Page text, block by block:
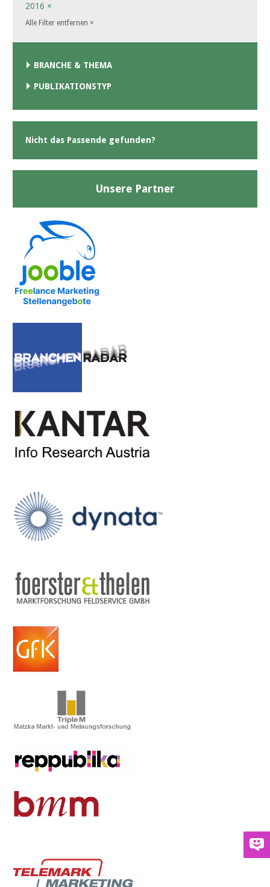
2016 ×
Alle Filter entfernen ×
BRANCHE & THEMA
PUBLIKATIONSTYP
Nicht das Passende gefunden?
Unsere Partner